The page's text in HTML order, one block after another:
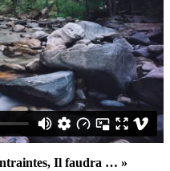
Il faudra … »